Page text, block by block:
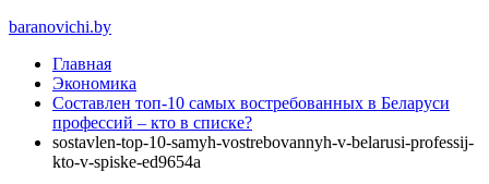
baranovichi.by
Главная
Экономика
Составлен топ-10 самых востребованных в Беларуси
профессий – кто в списке?
sostavlen-top-10-samyh-vostrebovannyh-v-belarusi-professij-
kto-v-spiske-ed9654a